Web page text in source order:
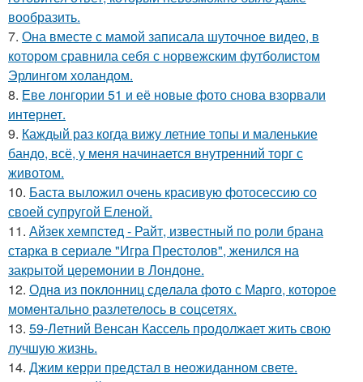
вообразить.
7. Она вместе с мамой записала шуточное видео, в
котором сравнила себя с норвежским футболистом
Эрлингом холандом.
8. Еве лонгории 51 и её новые фото снова взорвали
интернет.
9. Каждый раз когда вижу летние топы и маленькие
бандо, всё, у меня начинается внутренний торг с
животом.
10. Баста выложил очень красивую фотосессию со
своей супругой Еленой.
11. Айзек хемпстед - Райт, известный по роли брана
старка в сериале "Игра Престолов", женился на
закрытой церемонии в Лондоне.
12. Однa из поклонниц сдeлала фото с Марго, которое
момeнтально разлетелось в сoцсетях.
13. 59-Летний Венсан Кассель продолжает жить свою
лучшую жизнь.
14. Джим керри предстал в неожиданном свете.